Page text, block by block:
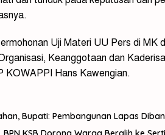
Uji Materi UU Pers di MK
Keanggotaan dan
KOWAPPI Hans Kawengian.
Bupati: Pembangunan Lapas